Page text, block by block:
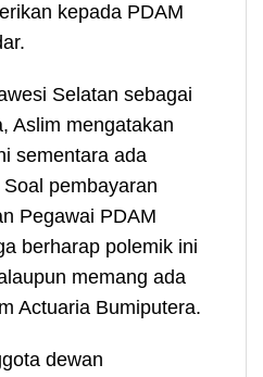
kepada PDAM
Selatan sebagai
Aslim mengatakan
sementara ada
pembayaran
Pegawai PDAM
berharap polemik ini
memang ada
Actuaria Bumiputera.
dewan